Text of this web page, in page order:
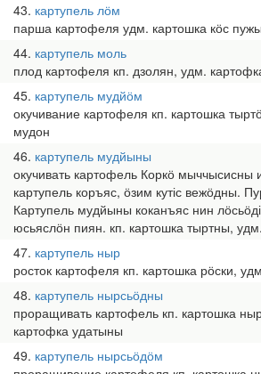
43 картупель лӧм
парша картофеля удм. картошка кӧс пужы
44 картупель моль
плод картофеля кп. дзолян, удм.
45 картупель мудйӧм
окучивание картофеля кп. картошка
мудон
46 картупель мудйыны
окучивать картофель Коркӧ
картупель коръяс, ӧзим кутіс вежӧдны.
Картупель мудйыны коканъяс нин
юсьяслӧн пиян. кп. картошка тыртны,
47 картупель ныр
росток картофеля кп. картошка рӧски,
48 картупель нырсьӧдны
проращивать картофель кп. картошка
картофка удатыны
49 картупель нырсьӧдӧм